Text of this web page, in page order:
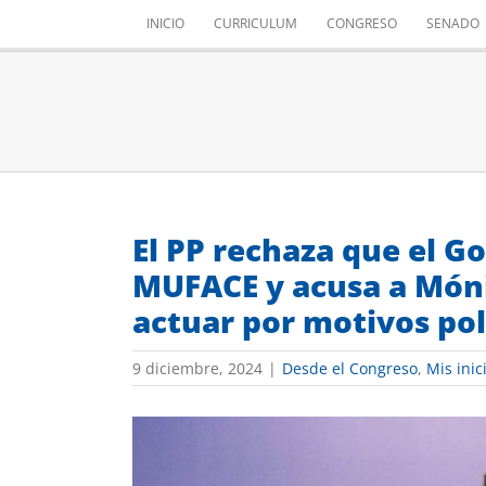
INICIO CURRICULUM CONGRESO SENADO
El PP rechaza que el
MUFACE y acusa a
actuar por motivos
9 diciembre, 2024 | Desde el Congreso, Mis